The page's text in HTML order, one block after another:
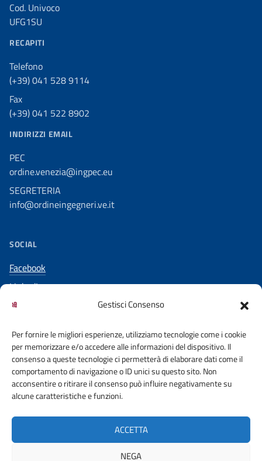
Gestisci Consenso
Per fornire le migliori esperienze, utilizziamo tecnologie come i cookie
per memorizzare e/o accedere alle informazioni del dispositivo. Il
consenso a queste tecnologie ci permetterà di elaborare dati come il
comportamento di navigazione o ID unici su questo sito. Non
acconsentire o ritirare il consenso può influire negativamente su
alcune caratteristiche e funzioni.
ACCETTA
NEGA
Cod. Univoco
UFG1SU
RECAPITI
Telefono
(+39) 041 528 9114
Fax
(+39) 041 522 8902
INDIRIZZI EMAIL
PEC
ordine.venezia@ingpec.eu
SEGRETERIA
info@ordineingegneri.ve.it
SOCIAL
Facebook
LinkedIn
YouTube
ACCESSO CIVICO COOKIE POLICY
PRIVACY POLICY DICHIARAZIONE DI ACCESSIBILITA’